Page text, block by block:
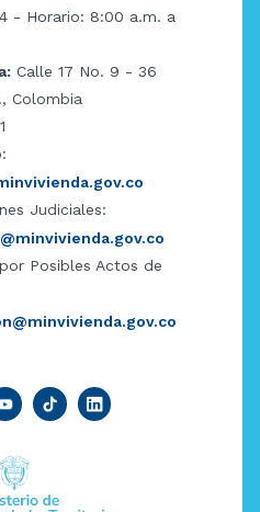
- Horario: 8:00 a.m. a
Calle 17 No. 9 - 36
Colombia
Judiciales:
Posibles Actos de